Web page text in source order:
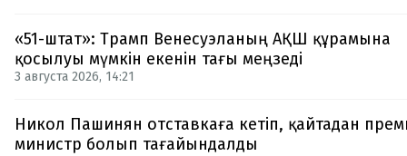
«51-штат»: Трамп Венесуэланың АҚШ құрамына
қосылуы мүмкін екенін тағы меңзеді
3 августа 2026, 14:21
Никол Пашинян отставкаға кетіп, қайтадан
министр болып тағайындалды